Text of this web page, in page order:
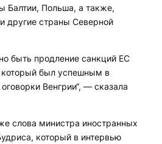
Балтии, Польша, а также,
другие страны Северной
быть продление санкций ЕС
был успешным в
Венгрии“, — сказала
слова министра иностранных
который в интервью